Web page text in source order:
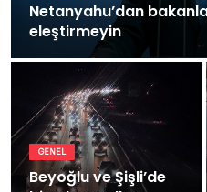
Netanyahu’dan
eleştirmeyin
GENEL
Beyoğlu ve Şişli’de